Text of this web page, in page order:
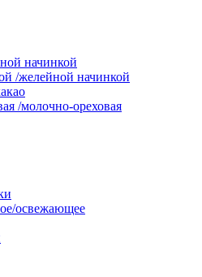
начинкой
/желейной начинкой
/молочно-ореховая
освежающее